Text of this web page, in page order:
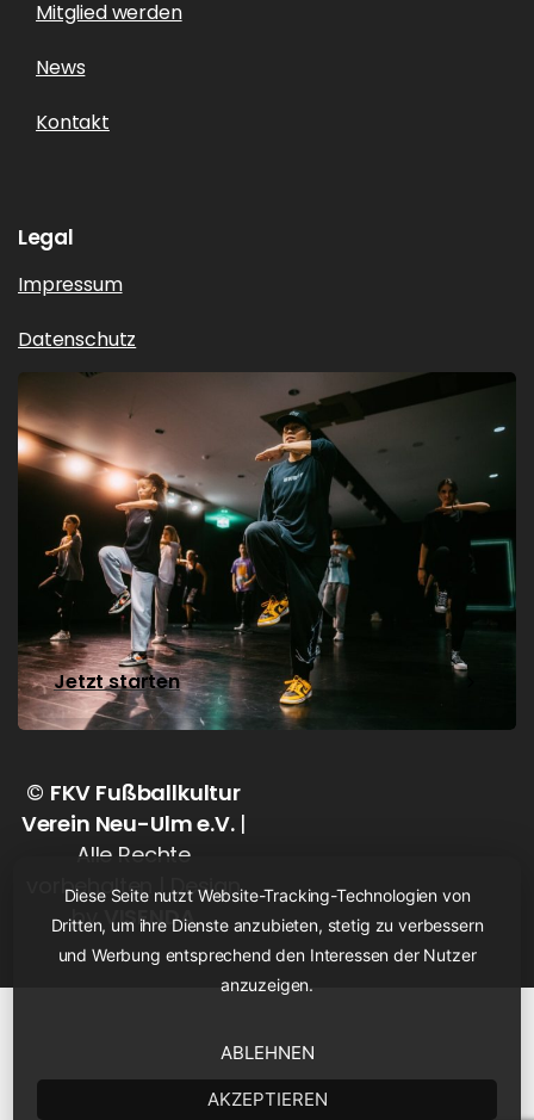
Mitglied werden
News
Kontakt
Legal
Impressum
Datenschutz
Jetzt starten
© FKV Fußballkultur
Verein Neu-Ulm e.V.|
Alle Rechte
vorbehalten | Design
by VISENDA
Diese Seite nutzt Website-Tracking-Technologien von
Dritten, um ihre Dienste anzubieten, stetig zu verbessern
und Werbung entsprechend den Interessen der Nutzer
anzuzeigen.
ABLEHNEN
AKZEPTIEREN